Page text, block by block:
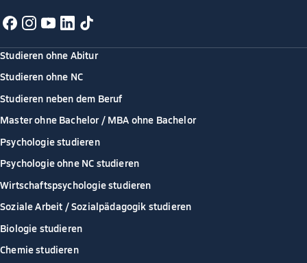
Studieren ohne Abitur
Studieren ohne NC
Studieren neben dem Beruf
Master ohne Bachelor / MBA ohne Bachelor
Psychologie studieren
Psychologie ohne NC studieren
Wirtschaftspsychologie studieren
Soziale Arbeit / Sozialpädagogik studieren
Biologie studieren
Chemie studieren